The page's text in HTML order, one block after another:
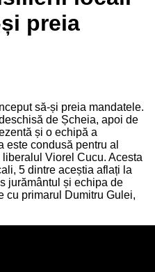
preia
să-și preia mandatele.
de Șcheia, apoi de
și o echipă a
este condusă pentru al
Viorel Cucu. Acesta
5 dintre aceștia aflați la
jurământul și echipa de
cu primarul Dumitru Gulei,